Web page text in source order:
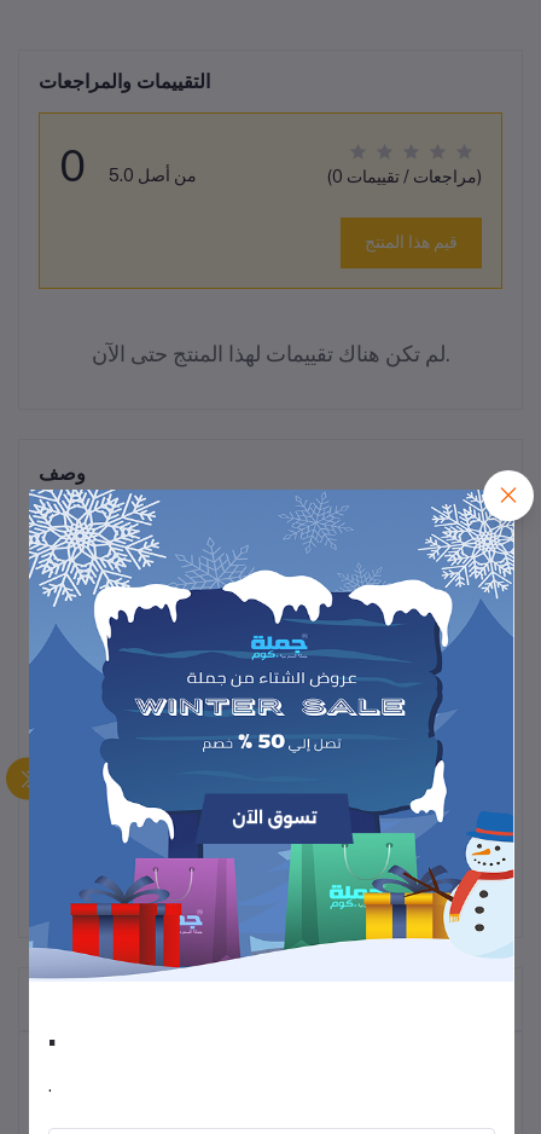
التقييمات والمراجعات
0 من أصل 5.0 (0 مراجعات / تقييمات)
قيم هذا المنتج
لم تكن هناك تقييمات لهذا المنتج حتى الآن.
وصف
موزع صابون أوتوماتيكي يعمل بحساس حركة يوّفر استخدامًا صحيًا بدون
لمس. تصميم أنيق وسعة مناسبة للاستخدام في الحمام أو المطبخ، يضمن
توزيع الصابون بدقة ونظافة لكل مرة.
.
.